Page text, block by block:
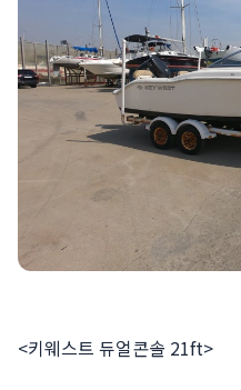
<키웨스트 듀얼콘솔 21ft>